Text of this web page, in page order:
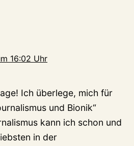
16:02 Uhr
Ich überlege, mich für
und Bionik“
kann ich schon und
in der